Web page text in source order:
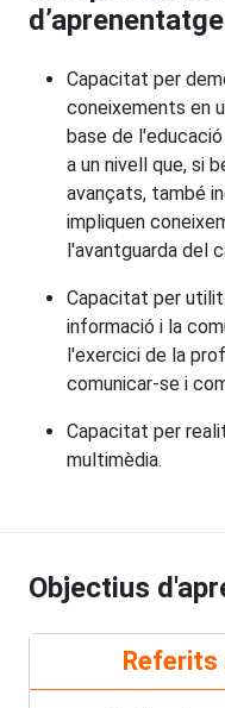
Capacitat per
coneixements en
base de
a un nivell que, si
avançats, també
impliquen
l'avantguarda del
Capacitat per
informació i la
l'exercici de la
comunicar-se i
Capacitat per
multimèdia.
Objectius
Referits